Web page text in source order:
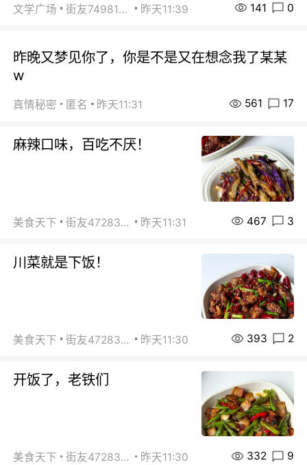
文学广场 街友74981146 昨天11:39 141 0
昨晚又梦见你了，你是不是又在想念我了某某
w
真情秘密 匿名 昨天11:31 561 17
麻辣口味，百吃不厌！
美食天下 街友472838572 昨天11:31 467 3
川菜就是下饭！
美食天下 街友472838572 昨天11:30 393 2
开饭了，老铁们
美食天下 街友472838572 昨天11:30 332 9